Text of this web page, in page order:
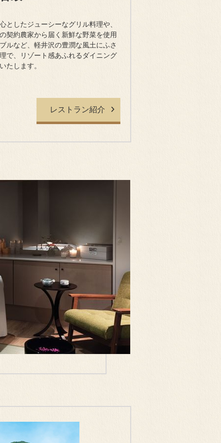
としたジューシーなグリル料理や、
契約農家から届く新鮮な野菜を使用
ルなど、軽井沢の豊潤な風土にふさ
で、リゾート感あふれるダイニング
たします。
レストラン紹介